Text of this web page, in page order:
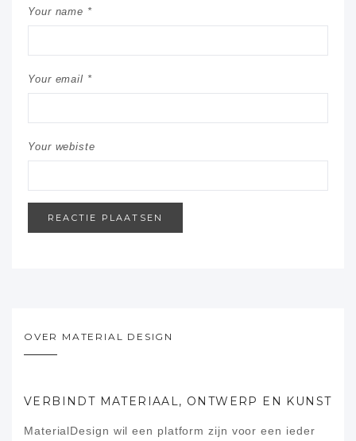
Your name *
Your email *
Your webiste
OVER MATERIAL DESIGN
VERBINDT MATERIAAL, ONTWERP EN KUNST
MaterialDesign wil een platform zijn voor een ieder